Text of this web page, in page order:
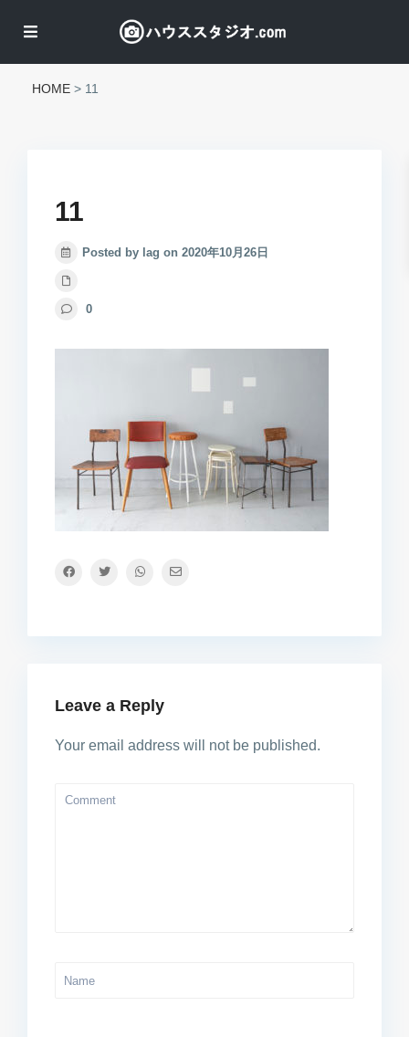
HOME > 11
11
Posted by lag on 2020年10月26日
0
Leave a Reply
Your email address will not be published.